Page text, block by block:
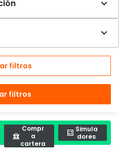
filtros
filtros
Compr
a
cartera
Simula
dores